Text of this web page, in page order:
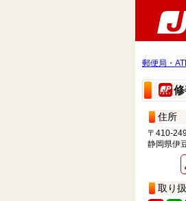
郵便局・
住所
〒410-
静岡県伊
取り